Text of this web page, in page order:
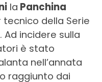
la Panchina
della Serie
Ad incidere sulla
è stato
nell’annata
raggiunto dai